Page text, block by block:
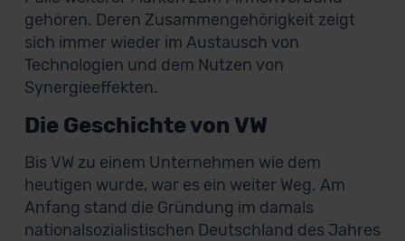
gehören. Deren Zusammengehörigkeit zeigt
sich immer wieder im Austausch von
Technologien und dem Nutzen von
Synergieeffekten.
Die Geschichte von VW
Bis VW zu einem Unternehmen wie dem
heutigen wurde, war es ein weiter Weg. Am
Anfang stand die Gründung im damals
nationalsozialistischen Deutschland des Jahres